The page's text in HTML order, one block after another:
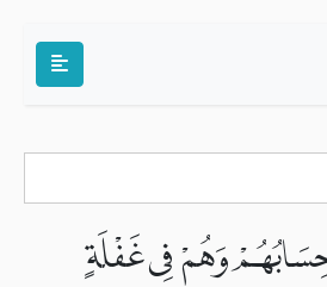
وَهُمْ فِى غَفْلَةٍ